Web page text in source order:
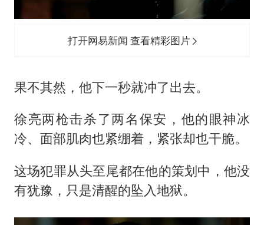
打开网易新闻 查看精彩图片
果不其然，他下一秒就冲了出去。
徐亮两枪击杀了两名保安，他的眼神冰
冷、面部肌肉也紧绷着，紧张却也干脆。
这场犯罪从头至尾都在他的策划中，他没
有犹豫，只是清醒的坠入地狱。